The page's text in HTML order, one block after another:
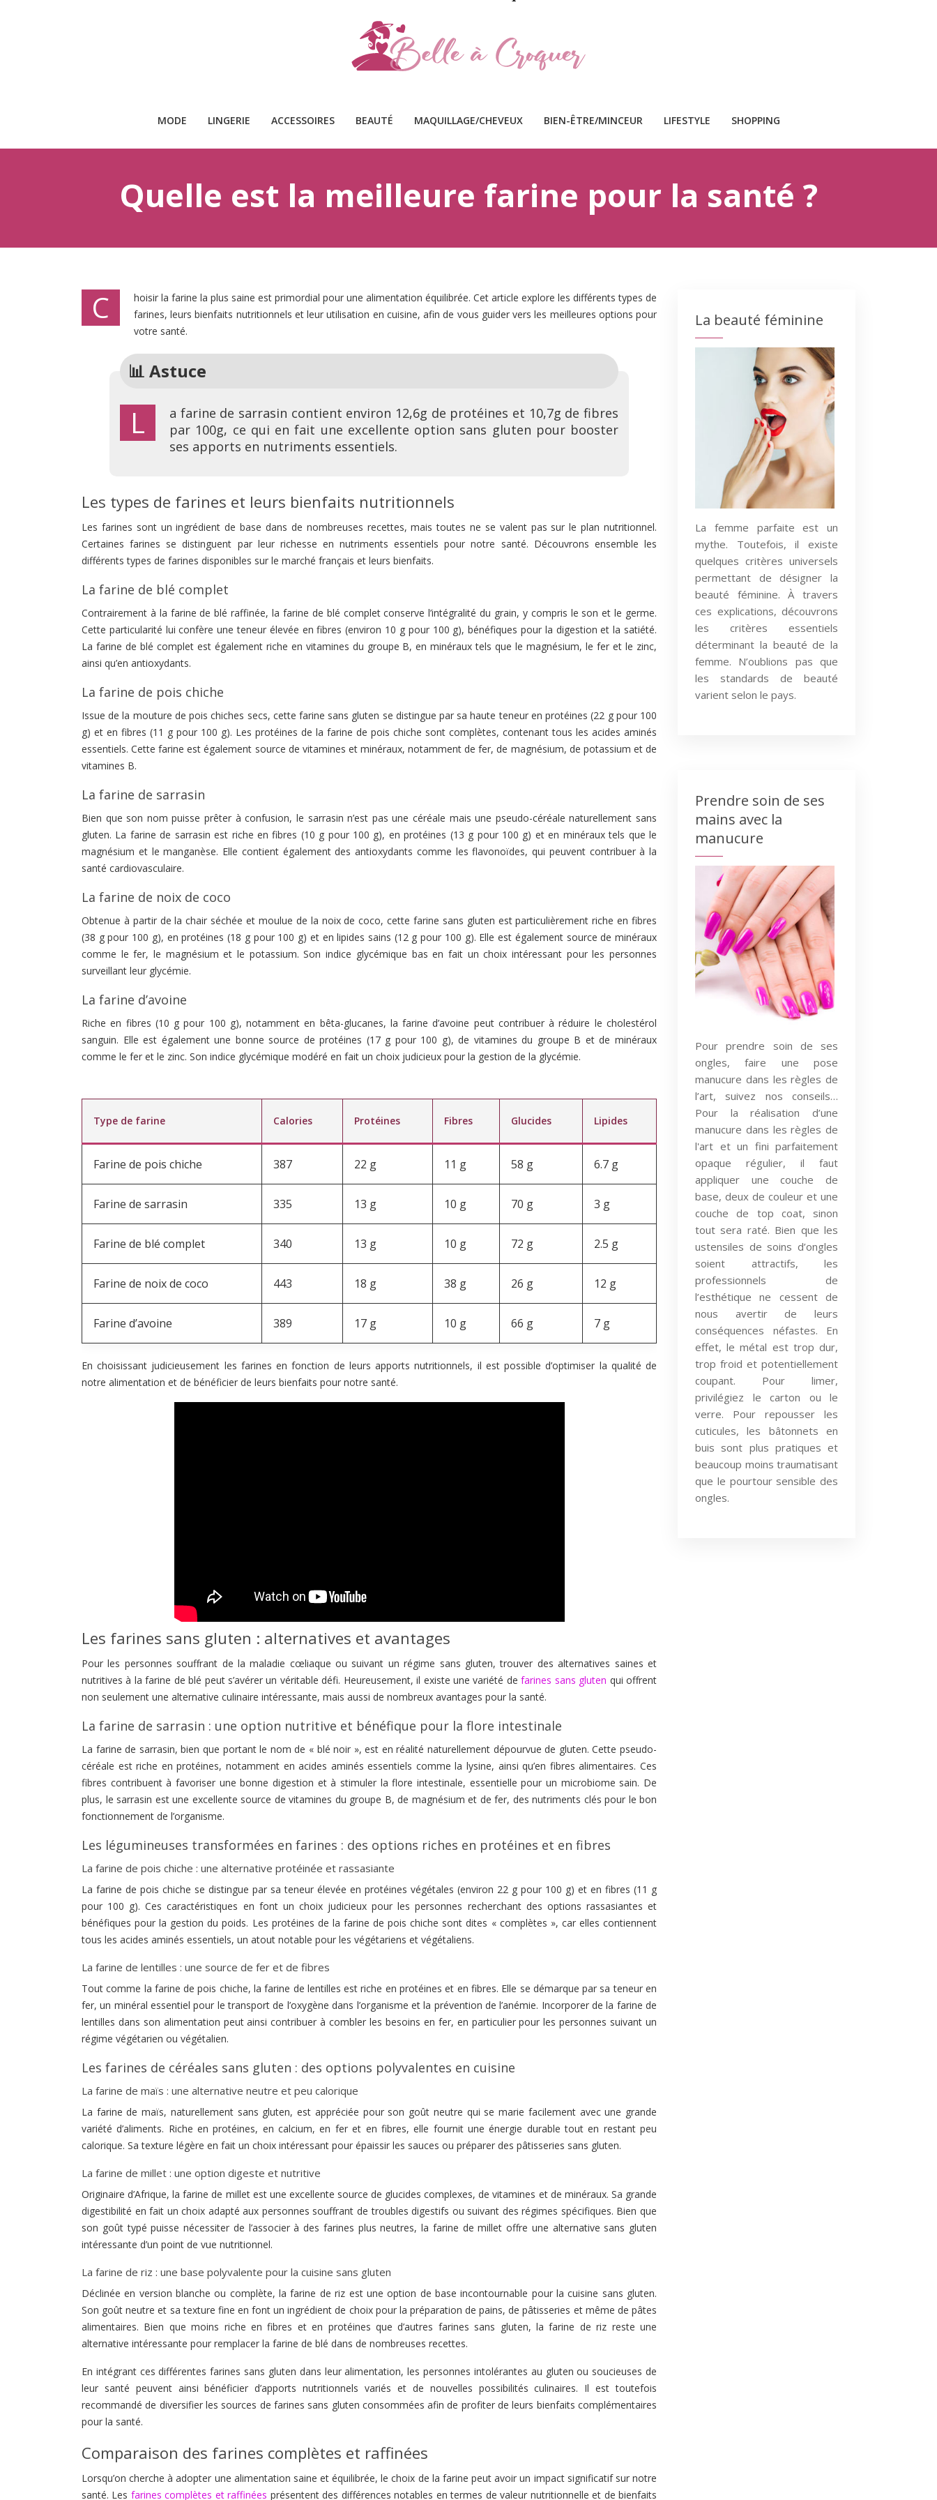
MODE LINGERIE ACCESSOIRES BEAUTÉ MAQUILLAGE/CHEVEUX BIEN-ÊTRE/MINCEUR LIFESTYLE SHOPPING
Quelle est la meilleure farine pour la santé ?
C
hoisir la farine la plus saine est primordial pour une alimentation équilibrée. Cet article explore les différents types de
farines, leurs bienfaits nutritionnels et leur utilisation en cuisine, afin de vous guider vers les meilleures options pour
votre santé.
📊 Astuce
La farine de sarrasin contient environ 12,6g de protéines et 10,7g de fibres
par 100g, ce qui en fait une excellente option sans gluten pour booster
ses apports en nutriments essentiels.
Les types de farines et leurs bienfaits nutritionnels
Les farines sont un ingrédient de base dans de nombreuses recettes, mais toutes ne se valent pas sur le plan nutritionnel.
Certaines farines se distinguent par leur richesse en nutriments essentiels pour notre santé. Découvrons ensemble les
différents types de farines disponibles sur le marché français et leurs bienfaits.
La farine de blé complet
Contrairement à la farine de blé raffinée, la farine de blé complet conserve l’intégralité du grain, y compris le son et le germe.
Cette particularité lui confère une teneur élevée en fibres (environ 10 g pour 100 g), bénéfiques pour la digestion et la satiété.
La farine de blé complet est également riche en vitamines du groupe B, en minéraux tels que le magnésium, le fer et le zinc,
ainsi qu’en antioxydants.
La farine de pois chiche
Issue de la mouture de pois chiches secs, cette farine sans gluten se distingue par sa haute teneur en protéines (22 g pour 100
g) et en fibres (11 g pour 100 g). Les protéines de la farine de pois chiche sont complètes, contenant tous les acides aminés
essentiels. Cette farine est également source de vitamines et minéraux, notamment de fer, de magnésium, de potassium et de
vitamines B.
La farine de sarrasin
Bien que son nom puisse prêter à confusion, le sarrasin n’est pas une céréale mais une pseudo-céréale naturellement sans
gluten. La farine de sarrasin est riche en fibres (10 g pour 100 g), en protéines (13 g pour 100 g) et en minéraux tels que le
magnésium et le manganèse. Elle contient également des antioxydants comme les flavonoïdes, qui peuvent contribuer à la
santé cardiovasculaire.
La farine de noix de coco
Obtenue à partir de la chair séchée et moulue de la noix de coco, cette farine sans gluten est particulièrement riche en fibres
(38 g pour 100 g), en protéines (18 g pour 100 g) et en lipides sains (12 g pour 100 g). Elle est également source de minéraux
comme le fer, le magnésium et le potassium. Son indice glycémique bas en fait un choix intéressant pour les personnes
surveillant leur glycémie.
La farine d’avoine
Riche en fibres (10 g pour 100 g), notamment en bêta-glucanes, la farine d’avoine peut contribuer à réduire le cholestérol
sanguin. Elle est également une bonne source de protéines (17 g pour 100 g), de vitamines du groupe B et de minéraux
comme le fer et le zinc. Son indice glycémique modéré en fait un choix judicieux pour la gestion de la glycémie.
Type de farine Calories Protéines Fibres Glucides Lipides
Farine de pois chiche 387 22 g 11 g 58 g 6.7 g
Farine de sarrasin 335 13 g 10 g 70 g 3 g
Farine de blé complet 340 13 g 10 g 72 g 2.5 g
Farine de noix de coco 443 18 g 38 g 26 g 12 g
Farine d’avoine 389 17 g 10 g 66 g 7 g
En choisissant judicieusement les farines en fonction de leurs apports nutritionnels, il est possible d’optimiser la qualité de
notre alimentation et de bénéficier de leurs bienfaits pour notre santé.
Les farines sans gluten : alternatives et avantages
Pour les personnes souffrant de la maladie cœliaque ou suivant un régime sans gluten, trouver des alternatives saines et
nutritives à la farine de blé peut s’avérer un véritable défi. Heureusement, il existe une variété defarines sans gluten qui offrent
non seulement une alternative culinaire intéressante, mais aussi de nombreux avantages pour la santé.
La farine de sarrasin : une option nutritive et bénéfique pour la flore intestinale
La farine de sarrasin, bien que portant le nom de « blé noir », est en réalité naturellement dépourvue de gluten. Cette pseudo-
céréale est riche en protéines, notamment en acides aminés essentiels comme la lysine, ainsi qu’en fibres alimentaires. Ces
fibres contribuent à favoriser une bonne digestion et à stimuler la flore intestinale, essentielle pour un microbiome sain. De
plus, le sarrasin est une excellente source de vitamines du groupe B, de magnésium et de fer, des nutriments clés pour le bon
fonctionnement de l’organisme.
Les légumineuses transformées en farines : des options riches en protéines et en fibres
La farine de pois chiche : une alternative protéinée et rassasiante
La farine de pois chiche se distingue par sa teneur élevée en protéines végétales (environ 22 g pour 100 g) et en fibres (11 g
pour 100 g). Ces caractéristiques en font un choix judicieux pour les personnes recherchant des options rassasiantes et
bénéfiques pour la gestion du poids. Les protéines de la farine de pois chiche sont dites « complètes », car elles contiennent
tous les acides aminés essentiels, un atout notable pour les végétariens et végétaliens.
La farine de lentilles : une source de fer et de fibres
Tout comme la farine de pois chiche, la farine de lentilles est riche en protéines et en fibres. Elle se démarque par sa teneur en
fer, un minéral essentiel pour le transport de l’oxygène dans l’organisme et la prévention de l’anémie. Incorporer de la farine de
lentilles dans son alimentation peut ainsi contribuer à combler les besoins en fer, en particulier pour les personnes suivant un
régime végétarien ou végétalien.
Les farines de céréales sans gluten : des options polyvalentes en cuisine
La farine de maïs : une alternative neutre et peu calorique
La farine de maïs, naturellement sans gluten, est appréciée pour son goût neutre qui se marie facilement avec une grande
variété d’aliments. Riche en protéines, en calcium, en fer et en fibres, elle fournit une énergie durable tout en restant peu
calorique. Sa texture légère en fait un choix intéressant pour épaissir les sauces ou préparer des pâtisseries sans gluten.
La farine de millet : une option digeste et nutritive
Originaire d’Afrique, la farine de millet est une excellente source de glucides complexes, de vitamines et de minéraux. Sa grande
digestibilité en fait un choix adapté aux personnes souffrant de troubles digestifs ou suivant des régimes spécifiques. Bien que
son goût typé puisse nécessiter de l’associer à des farines plus neutres, la farine de millet offre une alternative sans gluten
intéressante d’un point de vue nutritionnel.
La farine de riz : une base polyvalente pour la cuisine sans gluten
Déclinée en version blanche ou complète, la farine de riz est une option de base incontournable pour la cuisine sans gluten.
Son goût neutre et sa texture fine en font un ingrédient de choix pour la préparation de pains, de pâtisseries et même de pâtes
alimentaires. Bien que moins riche en fibres et en protéines que d’autres farines sans gluten, la farine de riz reste une
alternative intéressante pour remplacer la farine de blé dans de nombreuses recettes.
En intégrant ces différentes farines sans gluten dans leur alimentation, les personnes intolérantes au gluten ou soucieuses de
leur santé peuvent ainsi bénéficier d’apports nutritionnels variés et de nouvelles possibilités culinaires. Il est toutefois
recommandé de diversifier les sources de farines sans gluten consommées afin de profiter de leurs bienfaits complémentaires
pour la santé.
Comparaison des farines complètes et raffinées
Lorsqu’on cherche à adopter une alimentation saine et équilibrée, le choix de la farine peut avoir un impact significatif sur notre
santé. Les farines complètes et raffinées présentent des différences notables en termes de valeur nutritionnelle et de bienfaits
La beauté féminine
La femme parfaite est un
mythe. Toutefois, il existe
quelques critères universels
permettant de désigner la
beauté féminine. À travers
ces explications, découvrons
les critères essentiels
déterminant la beauté de la
femme. N’oublions pas que
les standards de beauté
varient selon le pays.
Prendre soin de ses
mains avec la
manucure
Pour prendre soin de ses
ongles, faire une pose
manucure dans les règles de
l’art, suivez nos conseils…
Pour la réalisation d’une
manucure dans les règles de
l'art et un fini parfaitement
opaque régulier, il faut
appliquer une couche de
base, deux de couleur et une
couche de top coat, sinon
tout sera raté. Bien que les
ustensiles de soins d’ongles
soient attractifs, les
professionnels de
l’esthétique ne cessent de
nous avertir de leurs
conséquences néfastes. En
effet, le métal est trop dur,
trop froid et potentiellement
coupant. Pour limer,
privilégiez le carton ou le
verre. Pour repousser les
cuticules, les bâtonnets en
buis sont plus pratiques et
beaucoup moins traumatisant
que le pourtour sensible des
ongles.